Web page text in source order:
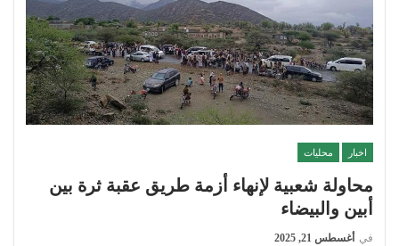
اخبار محليات
محاولة شعبية لإنهاء أزمة طريق عقبة ثرة بين
أبين والبيضاء
في أغسطس 21, 2025